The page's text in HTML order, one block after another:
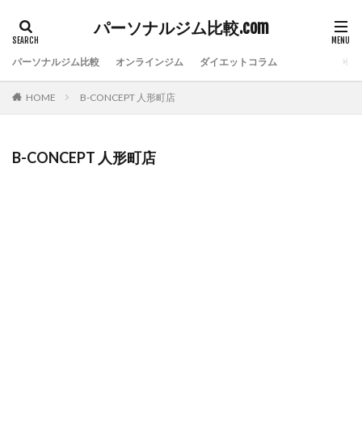
パーソナルジム比較.com
パーソナルジム比較 オンラインジム ダイエットコラム
HOME B-CONCEPT 人形町店
B-CONCEPT 人形町店